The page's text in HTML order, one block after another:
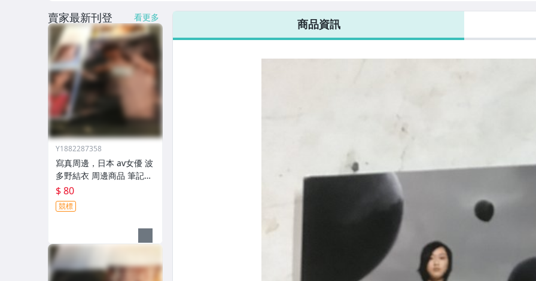
商品資訊
賣家最新刊登 看更多
Y1882287358
寫真周邊，日本 av女優 波
多野結衣 周邊商品 筆記本
書套 共4樣
$ 80
競標